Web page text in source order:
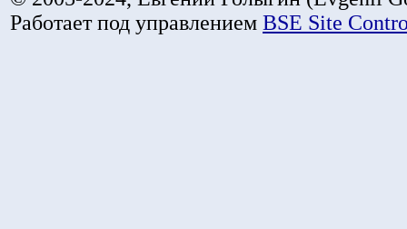
Работает под управлением BSE Site